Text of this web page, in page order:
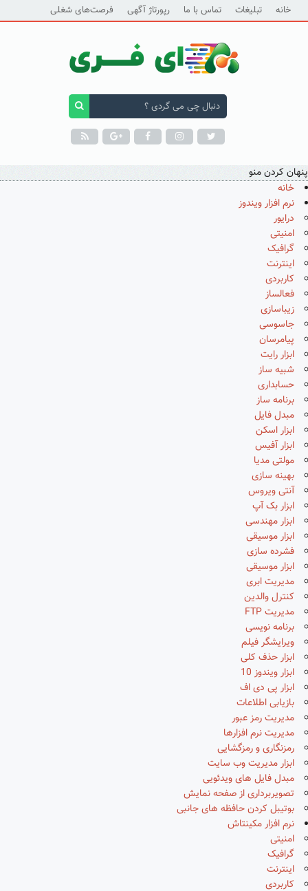
خانه تبلیغات تماس با ما رپورتاژ آگهی فرصت‌های شغلی
پنهان کردن منو
خانه
نرم افزار ویندوز
درایور
امنیتی
گرافیک
اینترنت
کاربردی
فعالساز
زیباسازی
جاسوسی
پیامرسان
ابزار رایت
شبیه ساز
حسابداری
برنامه ساز
مبدل فایل
ابزار اسکن
ابزار آفیس
مولتی مدیا
بهینه سازی
آنتی ویروس
ابزار بک آپ
ابزار مهندسی
ابزار موسیقی
فشرده سازی
ابزار موسیقی
مدیریت ابری
کنترل والدین
مدیریت FTP
برنامه نویسی
ویرایشگر فیلم
ابزار حذف کلی
ابزار ویندوز 10
ابزار پی دی اف
بازیابی اطلاعات
مدیریت رمز عبور
مدیریت نرم افزارها
رمزنگاری و رمزگشایی
ابزار مدیریت وب سایت
مبدل فایل های ویدئویی
تصویربرداری از صفحه نمایش
بوتیبل کردن حافظه های جانبی
نرم افزار مکینتاش
امنیتی
گرافیک
اینترنت
کاربردی